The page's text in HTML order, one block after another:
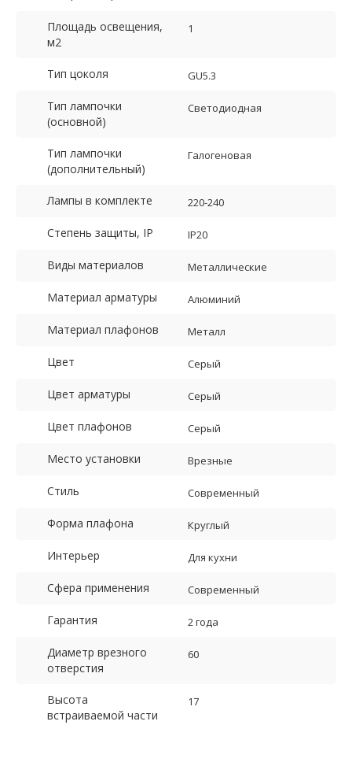
Площадь освещения,
м2
1
Тип цоколя GU5.3
Тип лампочки
(основной)
Светодиодная
Тип лампочки
(дополнительный)
Галогеновая
Лампы в комплекте 220-240
Степень защиты, IP IP20
Виды материалов Металлические
Материал арматуры Алюминий
Материал плафонов Металл
Цвет Серый
Цвет арматуры Серый
Цвет плафонов Серый
Место установки Врезные
Стиль Современный
Форма плафона Круглый
Интерьер Для кухни
Сфера применения Современный
Гарантия 2 года
Диаметр врезного
отверстия
60
Высота
встраиваемой части
17